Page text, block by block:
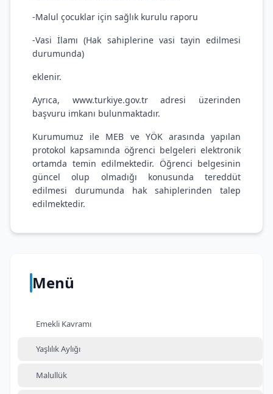
Menü
Emekli Kavramı
Yaşlılık Aylığı
Malullük
-Malul çocuklar için sağlık kurulu raporu
-Vasi İlamı (Hak sahiplerine vasi tayin edilmesi
durumunda)
eklenir.
Ayrıca, www.turkiye.gov.tradresi üzerinden
başvuru imkanı bulunmaktadır.
Kurumumuz ile MEB ve YÖK arasında yapılan
protokol kapsamında öğrenci belgeleri elektronik
ortamda temin edilmektedir. Öğrenci belgesinin
güncel olup olmadığı konusunda tereddüt
edilmesi durumunda hak sahiplerinden talep
edilmektedir.